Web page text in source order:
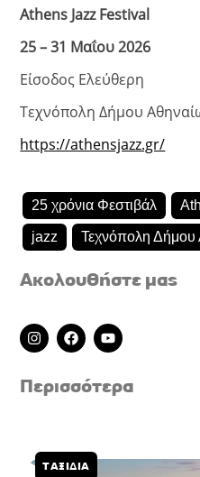
Athens Jazz Festival
25 – 31 Μαΐου 2026
Είσοδος Ελεύθερη
Τεχνόπολη Δήμου
https://athensjazz.gr/
25 χρόνια Φεστιβάλ
jazz Τεχνόπολη Δήμου
Ακολουθήστε μας
I
n
s
a
F
a
c
b
Y
o
u
u
b
Περισσότερα
ΤΑΞΙΔΙΑ